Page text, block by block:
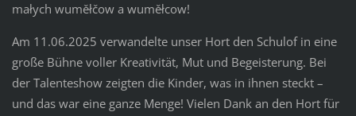
małych wuměłčow a wuměłcow!
Am 11.06.2025 verwandelte unser Hort den Schulof in eine
große Bühne voller Kreativität, Mut und Begeisterung. Bei
der Talenteshow zeigten die Kinder, was in ihnen steckt –
und das war eine ganze Menge! Vielen Dank an den Hort für